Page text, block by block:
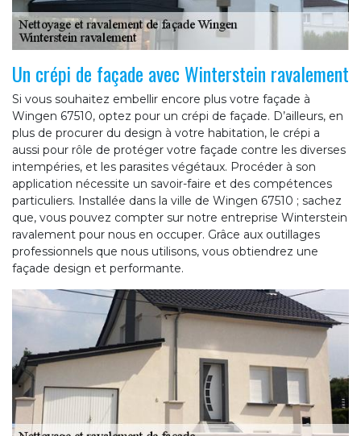
Un crépi de façade avec Winterstein ravalement
Si vous souhaitez embellir encore plus votre façade à
Wingen 67510, optez pour un crépi de façade. D’ailleurs, en
plus de procurer du design à votre habitation, le crépi a
aussi pour rôle de protéger votre façade contre les diverses
intempéries, et les parasites végétaux. Procéder à son
application nécessite un savoir-faire et des compétences
particuliers. Installée dans la ville de Wingen 67510 ; sachez
que, vous pouvez compter sur notre entreprise Winterstein
ravalement pour nous en occuper. Grâce aux outillages
professionnels que nous utilisons, vous obtiendrez une
façade design et performante.